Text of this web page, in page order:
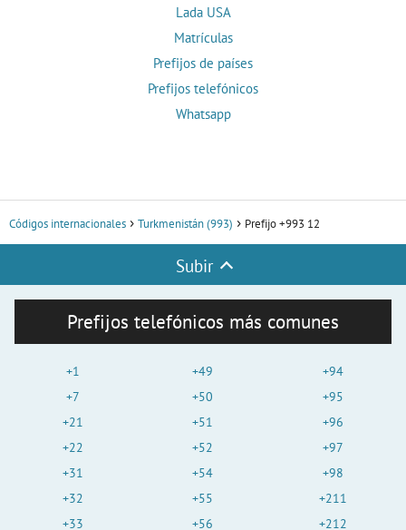
Lada USA
Matrículas
Prefijos de países
Prefijos telefónicos
Whatsapp
Códigos internacionales Turkmenistán (993) Prefijo +993 12
Subir
Prefijos telefónicos más comunes
+1
+7
+21
+22
+31
+32
+33
+49
+50
+51
+52
+54
+55
+56
+94
+95
+96
+97
+98
+211
+212